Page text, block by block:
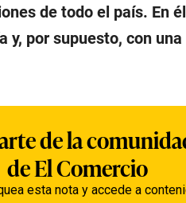
de todo el país. En
y, por supuesto, con